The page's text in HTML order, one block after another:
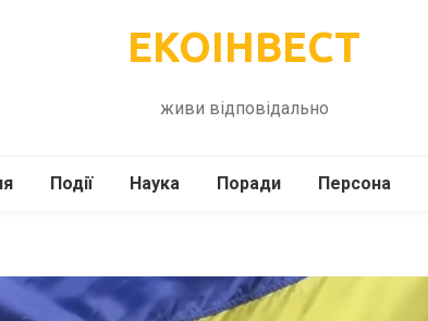
ЕКОІНВЕСТ
живи відповідально
Події
Інше
Наука
Психологія
Поради
Здоров’я
Персона